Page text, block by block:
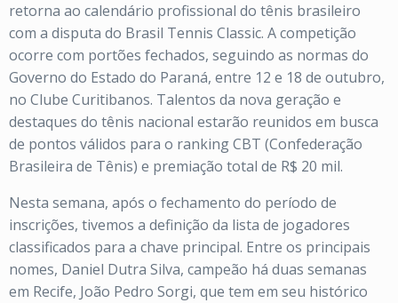
retorna ao calendário profissional do tênis brasileiro
com a disputa do Brasil Tennis Classic. A competição
ocorre com portões fechados, seguindo as normas do
Governo do Estado do Paraná, entre 12 e 18 de outubro,
no Clube Curitibanos. Talentos da nova geração e
destaques do tênis nacional estarão reunidos em busca
de pontos válidos para o ranking CBT (Confederação
Brasileira de Tênis) e premiação total de R$ 20 mil.
Nesta semana, após o fechamento do período de
inscrições, tivemos a definição da lista de jogadores
classificados para a chave principal. Entre os principais
nomes, Daniel Dutra Silva, campeão há duas semanas
em Recife, João Pedro Sorgi, que tem em seu histórico